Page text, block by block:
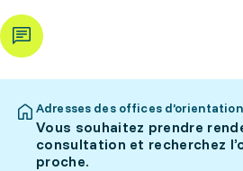
Adresses des offices d’orientation
Vous souhaitez prendre
consultation et recherchez
proche.